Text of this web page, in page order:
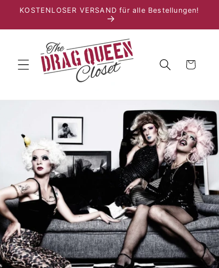
zum
KOSTENLOSER VERSAND für alle Bestellungen!
Warenkorb